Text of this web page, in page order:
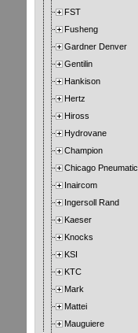
FST
Fusheng
Gardner Denver
Gentilin
Hankison
Hertz
Hiross
Hydrovane
Champion
Chicago Pneumatic
Inaircom
Ingersoll Rand
Kaeser
Knocks
KSI
KTC
Mark
Mattei
Mauguiere